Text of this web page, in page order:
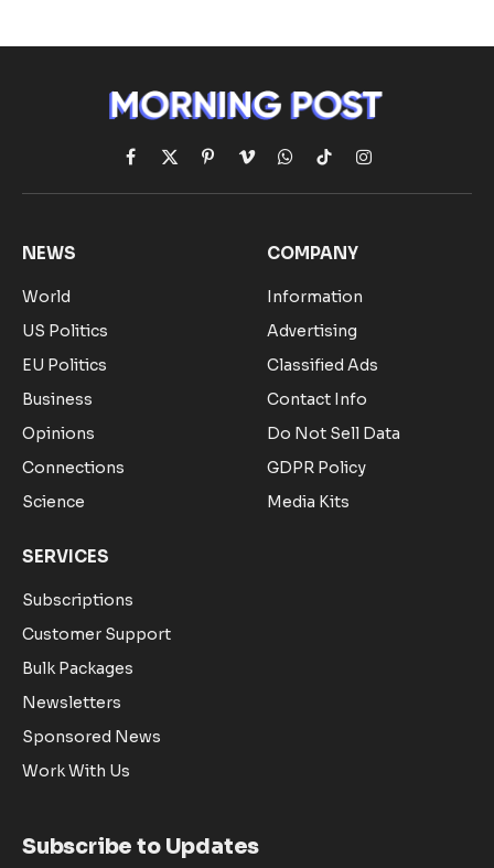
Facebook
X
(Twitter)
Pinterest
VimeoWhatsApp
TikTokInstagram
NEWS
World
US Politics
EU Politics
Business
Opinions
Connections
Science
COMPANY
Information
Advertising
Classified Ads
Contact Info
Do Not Sell Data
GDPR Policy
Media Kits
SERVICES
Subscriptions
Customer Support
Bulk Packages
Newsletters
Sponsored News
Work With Us
Subscribe to Updates